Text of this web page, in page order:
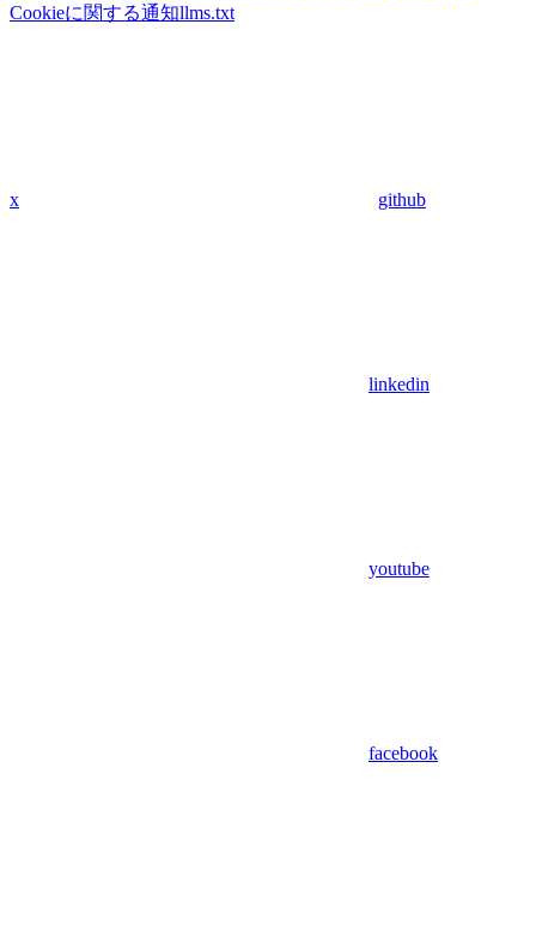
Cookieに関する通知llms.txt
x github
linkedin
youtube
facebook